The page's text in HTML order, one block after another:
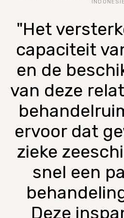
INDONESIË
"Het
capaciteit
en de
van deze
ervoor dat
zieke
snel een
Deze